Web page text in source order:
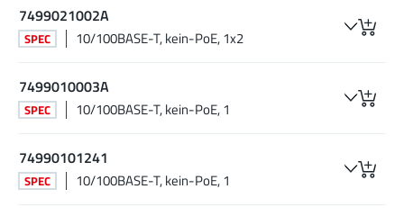
7499021002A
SPEC 10/100BASE-T, kein-PoE, 1x2
7499010003A
SPEC 10/100BASE-T, kein-PoE, 1
74990101241
SPEC 10/100BASE-T, kein-PoE, 1